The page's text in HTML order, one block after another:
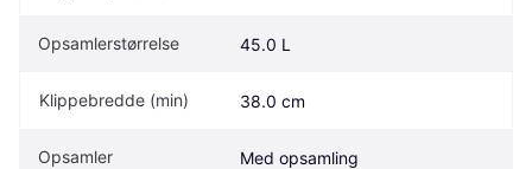
Opsamlerstørrelse 45.0 L
Klippebredde (min) 38.0 cm
Opsamler Med opsamling